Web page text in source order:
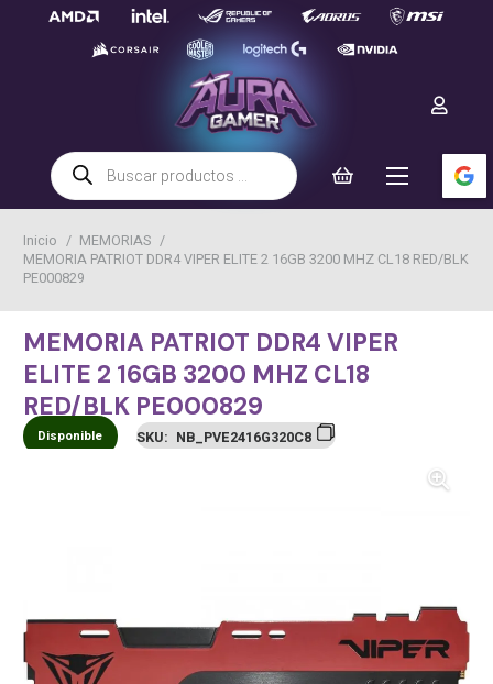
Búsqueda
de
productos
Inicio / MEMORIAS /
MEMORIA PATRIOT DDR4 VIPER ELITE 2 16GB 3200 MHZ CL18 RED/BLK
PE000829
MEMORIA PATRIOT DDR4 VIPER
ELITE 2 16GB 3200 MHZ CL18
RED/BLK PE000829
Disponible SKU: NB_PVE2416G320C8